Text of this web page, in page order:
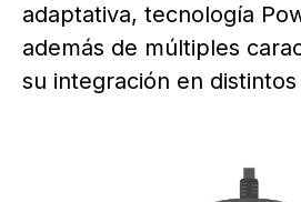
adaptativa, tecnología
además de múltiples
su integración en distintos